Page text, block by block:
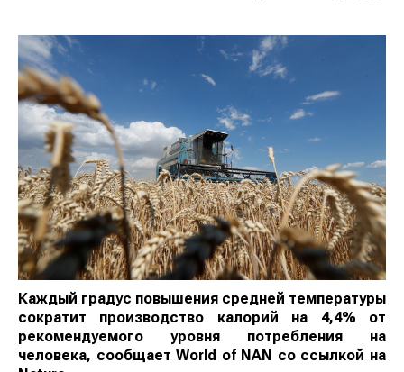
Каждый градус повышения средней температуры
сократит производство калорий на 4,4% от
рекомендуемого уровня потребления на
человека, сообщает World of NAN со ссылкой на